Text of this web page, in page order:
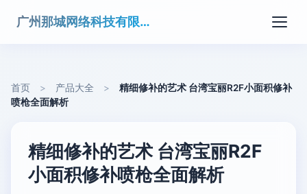
广州那城网络科技有限公司
首页 > 产品大全 >
精细修补的艺术 台湾宝丽R2F小面积修补
喷枪全面解析
精细修补的艺术 台湾宝丽R2F
小面积修补喷枪全面解析